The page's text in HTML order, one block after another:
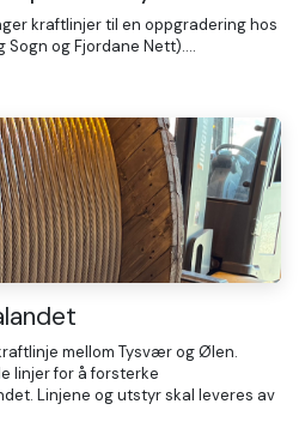
kraftlinjer til en oppgradering hos
og Fjordane Nett)....
mellom Tysvær og Ølen.
linjer for å forsterke
Linjene og utstyr skal leveres av